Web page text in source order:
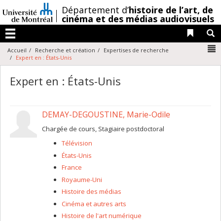
au
contenu
/Département d’histoire de l’art, de
cinéma et des médias audiovisuels
Menu
Liens
Accueil Recherche et création
Expertises de recherche
Expert en : États-Unis
Expert en : États-Unis
DEMAY-DEGOUSTINE, Marie-Odile
Chargée de cours, Stagiaire postdoctoral
Télévision
États-Unis
France
Royaume-Uni
Histoire des médias
Cinéma et autres arts
Histoire de l'art numérique